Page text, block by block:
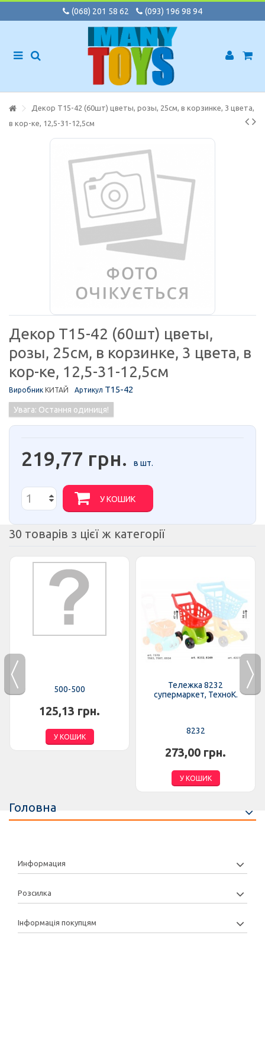
(068) 201 58 62 (093) 196 98 94
Декор T15-42 (60шт) цветы, розы, 25см, в корзинке, 3 цвета,
в кор-ке, 12,5-31-12,5см
Декор T15-42 (60шт) цветы,
розы, 25см, в корзинке, 3 цвета, в
кор-ке, 12,5-31-12,5см
Виробник КИТАЙ Артикул T15-42
Увага: Остання одиниця!
219,77 грн. в шт.
У КОШИК
30 товарів з цієї ж категорії
500-500
125,13 грн.
У КОШИК
Тележка 8232
супермаркет, ТехноК.
8232
273,00 грн.
У КОШИК
Головна
Информация
Розсилка
Інформація покупцям